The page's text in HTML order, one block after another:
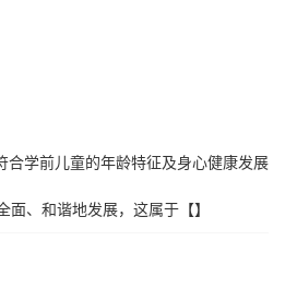
合学前儿童的年龄特征及身心健康发展
、和谐地发展，这属于【】